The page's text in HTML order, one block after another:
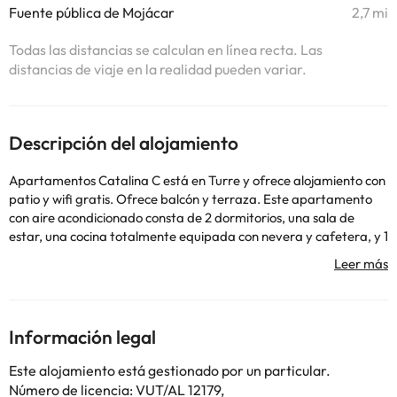
Fuente pública de Mojácar 2,7 mi
Todas las distancias se calculan en línea recta. Las
distancias de viaje en la realidad pueden variar.
Descripción del alojamiento
Apartamentos Catalina C está en Turre y ofrece alojamiento con
patio y wifi gratis. Ofrece balcón y terraza. Este apartamento
con aire acondicionado consta de 2 dormitorios, una sala de
estar, una cocina totalmente equipada con nevera y cafetera, y 1
baño con bidet y ducha. Hay toallas y ropa de cama en el
En este alojamiento no se pueden celebrar despedidas de soltero
o soltera ni fiestas similares. Gestionado por un particular
Algunos de los servicios detallados pueden ser de pago. Puedes
Información legal
Este alojamiento está gestionado por un particular.
Número de licencia: VUT/AL 12179,